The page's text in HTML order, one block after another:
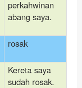
perkahwinan
abang saya.
rosak
Kereta saya
sudah rosak.